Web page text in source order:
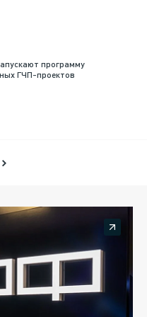
программу
ГЧП-проектов